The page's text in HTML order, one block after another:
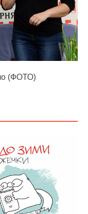
(ФОТО)